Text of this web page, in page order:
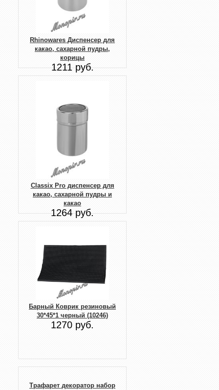
Rhinowares Диспенсер для
какао, сахарной пудры,
корицы
1211 руб.
Classix Pro диспенсер для
какао, сахарной пудры и
какао
1264 руб.
Барный Коврик резиновый
30*45*1 черный (10246)
1270 руб.
Трафарет декоратор набор